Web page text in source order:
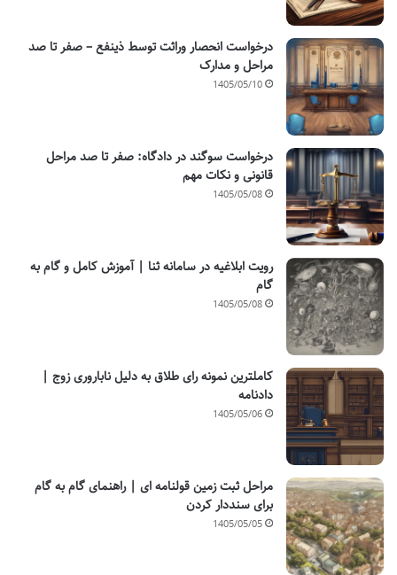
درخواست انحصار وراثت توسط ذینفع – صفر تا صد
مراحل و مدارک
1405/05/10
درخواست سوگند در دادگاه: صفر تا صد مراحل
قانونی و نکات مهم
1405/05/08
رویت ابلاغیه در سامانه ثنا | آموزش کامل و گام به
گام
1405/05/08
کاملترین نمونه رای طلاق به دلیل ناباروری زوج |
دادنامه
1405/05/06
مراحل ثبت زمین قولنامه ای | راهنمای گام به گام
برای سنددار کردن
1405/05/05